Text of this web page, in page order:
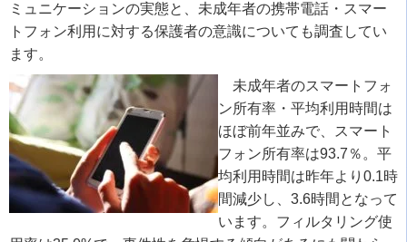
ミュニケーションの実態と、未成年者の携帯電話・スマー
トフォン利用に対する保護者の意識についても調査してい
ます。
未成年者のスマートフォ
ン所有率・平均利用時間は
ほぼ前年並みで、スマート
フォン所有率は93.7％。平
均利用時間は昨年より0.1時
間減少し、3.6時間となって
います。フィルタリング使